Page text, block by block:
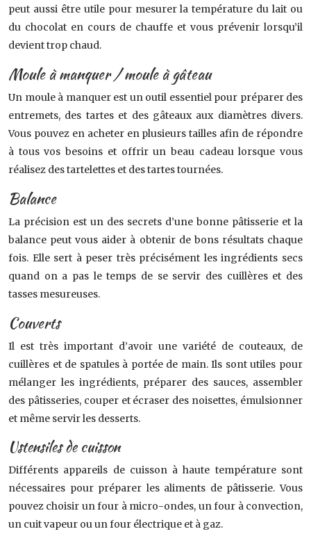
peut aussi être utile pour mesurer la température du lait ou
du chocolat en cours de chauffe et vous prévenir lorsqu’il
devient trop chaud.
Moule à manquer / moule à gâteau
Un moule à manquer est un outil essentiel pour préparer des
entremets, des tartes et des gâteaux aux diamètres divers.
Vous pouvez en acheter en plusieurs tailles afin de répondre
à tous vos besoins et offrir un beau cadeau lorsque vous
réalisez des tartelettes et des tartes tournées.
Balance
La précision est un des secrets d’une bonne pâtisserie et la
balance peut vous aider à obtenir de bons résultats chaque
fois. Elle sert à peser très précisément les ingrédients secs
quand on a pas le temps de se servir des cuillères et des
tasses mesureuses.
Couverts
Il est très important d’avoir une variété de couteaux, de
cuillères et de spatules à portée de main. Ils sont utiles pour
mélanger les ingrédients, préparer des sauces, assembler
des pâtisseries, couper et écraser des noisettes, émulsionner
et même servir les desserts.
Ustensiles de cuisson
Différents appareils de cuisson à haute température sont
nécessaires pour préparer les aliments de pâtisserie. Vous
pouvez choisir un four à micro-ondes, un four à convection,
un cuit vapeur ou un four électrique et à gaz.